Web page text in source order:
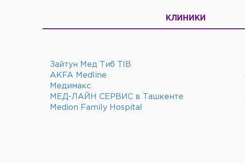
КЛИНИКИ
Зайтун Мед Тиб TIB
AKFA Medline
Медимакс
МЕД-ЛАЙН СЕРВИС в Ташкенте
Medion Family Hospital